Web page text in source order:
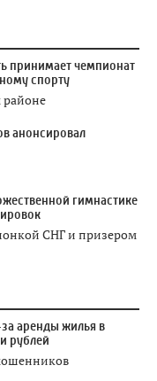
принимает чемпионат
спорту
районе
анонсировал
гимнастике
СНГ и призером
аренды жилья в
рублей